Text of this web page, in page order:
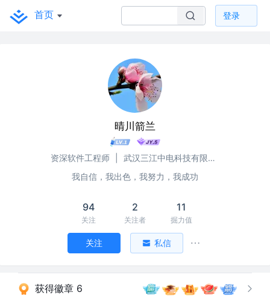
首页 登录
晴川箭兰
资深软件工程师
武汉三江中电科技有限责任公司
我自信，我出色，我努力，我成功
94
关注
2
关注者
11
掘力值
关注 私信
获得徽章 6